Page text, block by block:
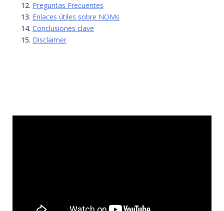
Preguntas Frecuentes
Enlaces útiles sobre NOMs
Conclusiones clave
Disclaimer